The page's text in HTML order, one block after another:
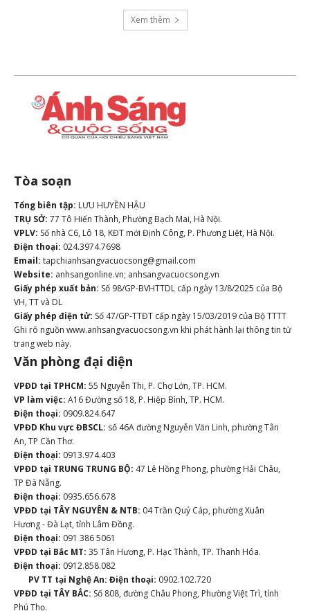
Xem thêm
Tòa soạn
Tổng biên tập: LƯU HUYỀN HẬU
TRỤ SỞ: 77 Tô Hiến Thành, Phường Bạch Mai, Hà Nội.
VPLV: Số nhà C6, Lô 18, KĐT mới Định Công, P. Phương Liệt, Hà Nội.
Điện thoại: 024.3974.7698
Email: tapchianhsangvacuocsong@gmail.com
Website: anhsangonline.vn; anhsangvacuocsong.vn
Giấy phép xuất bản: Số 98/GP-BVHTTDL cấp ngày 13/8/2025 của Bộ
VH, TT và DL
Giấy phép điện tử: Số 47/GP-TTĐT cấp ngày 15/03/2019 của Bộ TTTT
Ghi rõ nguồn www.anhsangvacuocsong.vn khi phát hành lại thông tin từ
trang web này.
Văn phòng đại diện
VPĐD tại TPHCM: 55 Nguyễn Thi, P. Chợ Lớn, TP. HCM.
VP làm việc: A16 Đường số 18, P. Hiệp Bình, TP. HCM.
Điện thoại: 0909.824.647
VPĐD Khu vực ĐBSCL: số 46A đường Nguyễn Văn Linh, phường Tân
An, TP Cần Thơ.
Điện thoại: 0913.974.403
VPĐD tại TRUNG TRUNG BỘ: 47 Lê Hồng Phong, phường Hải Châu,
TP Đà Nẵng.
Điện thoại: 0935.656.678
VPĐD tại TÂY NGUYÊN & NTB: 04 Trần Quý Cáp, phường Xuân
Hương - Đà Lạt, tỉnh Lâm Đồng.
Điện thoại: 091 386 5061
VPĐD tại Bắc MT: 35 Tân Hương, P. Hạc Thành, TP. Thanh Hóa.
Điện thoại: 0912.858.082
PV TT tại Nghệ An: Điện thoại: 0902.102.720
VPĐD tại TÂY BẮC: Số 808, đường Châu Phong, Phường Việt Trì, tỉnh
Phú Thọ.